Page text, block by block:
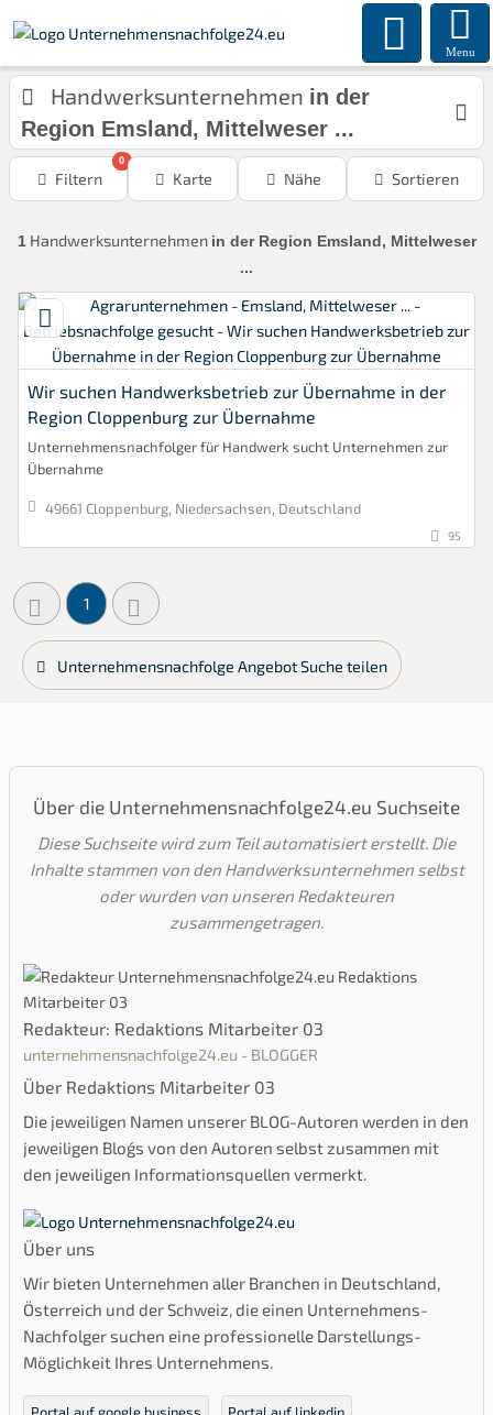
Menu
Handwerksunternehmen in der
Region Emsland, Mittelweser ...
Filtern
0
Karte Nähe Sortieren
1Handwerksunternehmen in der Region Emsland, Mittelweser
...
Wir suchen Handwerksbetrieb zur Übernahme in der
Region Cloppenburg zur Übernahme
Unternehmensnachfolger für Handwerk sucht Unternehmen zur
Übernahme
49661 Cloppenburg, Niedersachsen, Deutschland
95
1
Unternehmensnachfolge Angebot Suche teilen
Über die Unternehmensnachfolge24.eu Suchseite
Diese Suchseite wird zum Teil automatisiert erstellt. Die
Inhalte stammen von den Handwerksunternehmen selbst
oder wurden von unseren Redakteuren
zusammengetragen.
Redakteur: Redaktions Mitarbeiter 03
unternehmensnachfolge24.eu - BLOGGER
Über Redaktions Mitarbeiter 03
Die jeweiligen Namen unserer BLOG-Autoren werden in den
jeweiligen Blog´s von den Autoren selbst zusammen mit
den jeweiligen Informationsquellen vermerkt.
Über uns
Wir bieten Unternehmen aller Branchen in Deutschland,
Österreich und der Schweiz, die einen Unternehmens-
Nachfolger suchen eine professionelle Darstellungs-
Möglichkeit Ihres Unternehmens.